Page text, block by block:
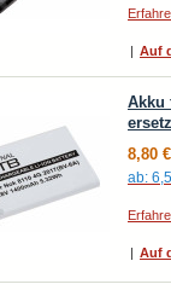
| Auf
Akku
8,80 €
ab:
| Auf